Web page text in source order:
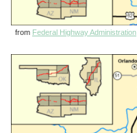
from Federal Highway Administration